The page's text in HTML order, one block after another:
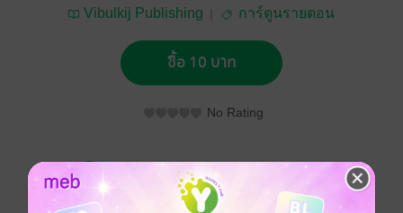
Vibulkij Publishing การ์ตูนรายตอน
ซื้อ 10 บาท
No Rating
อยากได้ ซื้อเป็นของขวัญ ติดตาม แชร์